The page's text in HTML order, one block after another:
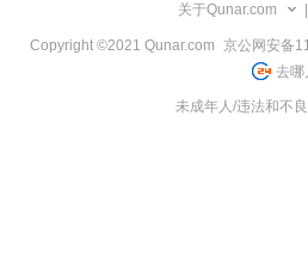
关于Qunar.com
Copyright ©2021 Qunar.com 京公网安备
去哪
未成年人/违法和不